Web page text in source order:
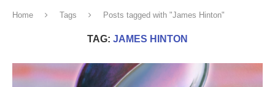
Home Tags Posts tagged with "James Hinton"
TAG: JAMES HINTON